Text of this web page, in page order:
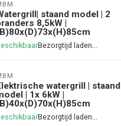
staand model | 2
8,5kW |
watergrill | staand
| 1x 6kW |